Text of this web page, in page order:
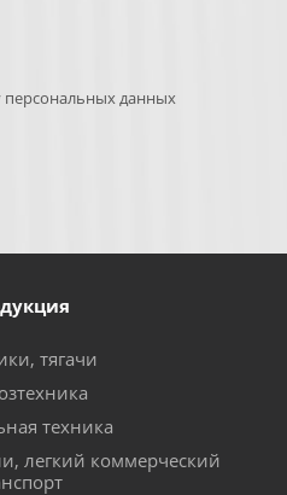
персональных данных
тягачи
техника
легкий коммерческий